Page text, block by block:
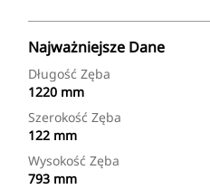
Najważniejsze Dane
Długość Zęba
1220 mm
Szerokość Zęba
122 mm
Wysokość Zęba
793 mm